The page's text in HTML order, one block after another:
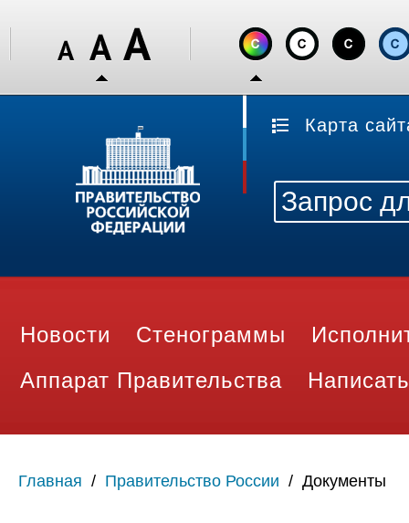
Карта
Новости Стенограммы
Аппарат Правительства
Главная / Правительство России / Документы